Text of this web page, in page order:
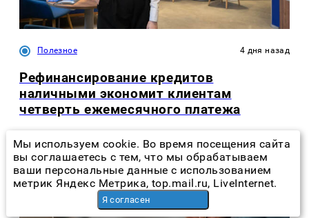
Полезное 4 дня назад
Рефинансирование кредитов
наличными экономит клиентам
четверть ежемесячного платежа
Мы используем cookie. Во время посещения сайта
вы соглашаетесь с тем, что мы обрабатываем
ваши персональные данные с использованием
метрик Яндекс Метрика, top.mail.ru, LiveInternet.
Я согласен